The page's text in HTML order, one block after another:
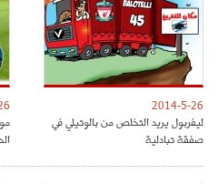
2014-5-26
ليفربول يريد التخلص من بالوتيلي في
صفقة تبادلية